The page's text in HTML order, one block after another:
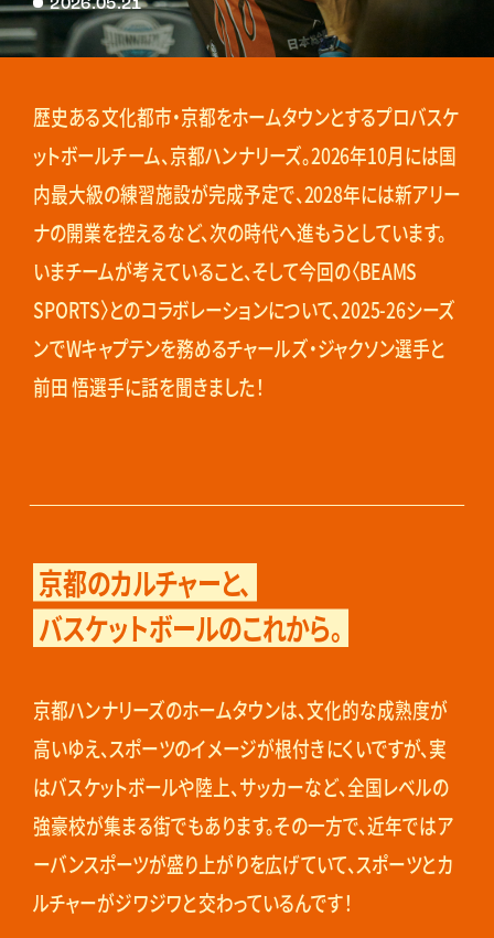
2026.05.21
歴史ある文化都市・京都をホームタウンとするプロバスケ
ットボールチーム、京都ハンナリーズ。2026年10月には国
内最大級の練習施設が完成予定で、2028年には新アリー
ナの開業を控えるなど、次の時代へ進もうとしています。
いまチームが考えていること、そして今回の〈BEAMS
SPORTS〉とのコラボレーションについて、2025-26シーズ
ンでWキャプテンを務めるチャールズ・ジャクソン選手と
前田 悟選手に話を聞きました！
京都のカルチャーと、
バスケットボールのこれから。
京都ハンナリーズのホームタウンは、文化的な成熟度が
高いゆえ、スポーツのイメージが根付きにくいですが、実
はバスケットボールや陸上、サッカーなど、全国レベルの
強豪校が集まる街でもあります。その一方で、近年ではア
ーバンスポーツが盛り上がりを広げていて、スポーツとカ
ルチャーがジワジワと交わっているんです！